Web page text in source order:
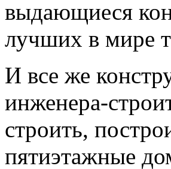
выдающиеся
лучших в мире
И все же
инженера-
строить,
пятиэтажные